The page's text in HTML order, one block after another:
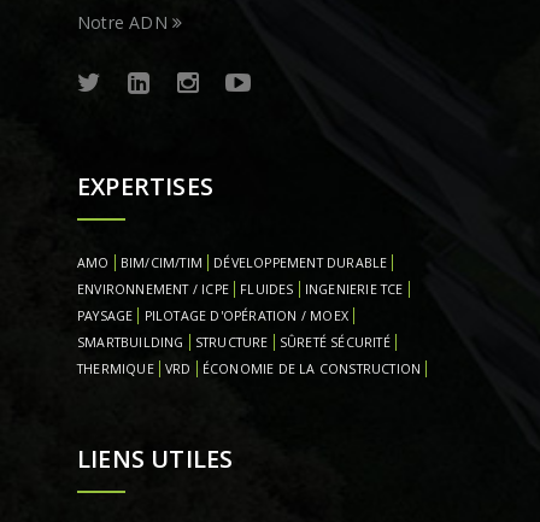
Notre ADN
EXPERTISES
AMO BIM/CIM/TIM
DÉVELOPPEMENT DURABLE
ENVIRONNEMENT / ICPE
FLUIDES
INGENIERIE TCE
PAYSAGE
PILOTAGE D'OPÉRATION / MOEX
SMARTBUILDING
STRUCTURE
SÛRETÉ SÉCURITÉ
THERMIQUE
VRD ÉCONOMIE DE LA CONSTRUCTION
LIENS UTILES